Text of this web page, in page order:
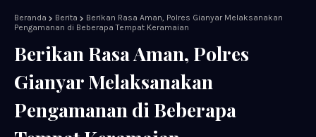
Beranda Berita
Berikan Rasa Aman, Polres Gianyar Melaksanakan
Pengamanan di Beberapa Tempat Keramaian
Berikan Rasa Aman, Polres
Gianyar Melaksanakan
Pengamanan di Beberapa